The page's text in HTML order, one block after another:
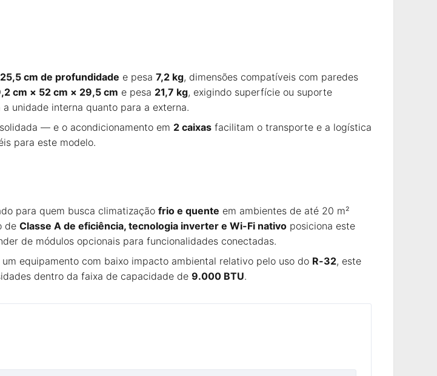
cm de profundidade e pesa 7,2 kg, dimensões compatíveis com paredes
cm × 52 cm × 29,5 cm e pesa 21,7 kg, exigindo superfície ou suporte
a unidade interna quanto para a externa.
— e o acondicionamento em 2 caixas facilitam o transporte e a logística
para este modelo.
para quem busca climatização frio e quente em ambientes de até 20 m²
de Classe A de eficiência, tecnologia inverter e Wi-Fi nativo posiciona este
de módulos opcionais para funcionalidades conectadas.
equipamento com baixo impacto ambiental relativo pelo uso do R-32, este
dentro da faixa de capacidade de 9.000 BTU.